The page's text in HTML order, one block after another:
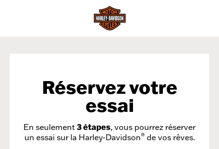
Réservez votre
essai
En seulement3 étapes, vous pourrez réserver
un essai sur la Harley-Davidson®de vos rêves.